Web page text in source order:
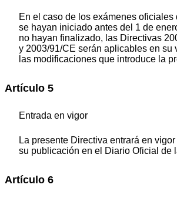
En el caso de los exámenes
se hayan iniciado antes del 1 de
no hayan finalizado, las Directivas
y 2003/91/CE serán aplicables en su
las modificaciones que introduce la
Artículo 5
Entrada en vigor
La presente Directiva entrará en
su publicación en el Diario Oficial de
Artículo 6